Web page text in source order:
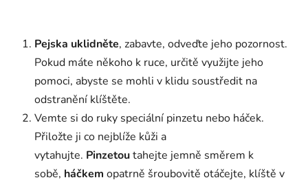
Pejska uklidněte, zabavte, odveďte jeho pozornost.
Pokud máte někoho k ruce, určitě využijte jeho
pomoci, abyste se mohli v klidu soustředit na
odstranění klíštěte.
Vemte si do ruky speciální pinzetu nebo háček.
Přiložte ji co nejblíže kůži a
vytahujte. Pinzetoutahejte jemně směrem k
sobě, háčkem opatrně šroubovitě otáčejte, klíště v